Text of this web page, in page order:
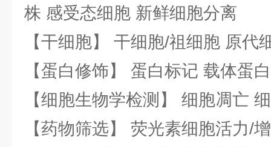
株 感受态细胞 新鲜细胞分离
【干细胞】 干细胞/祖细胞 原代
【蛋白修饰】 蛋白标记 载体蛋
【细胞生物学检测】 细胞凋亡
【药物筛选】 荧光素细胞活力/